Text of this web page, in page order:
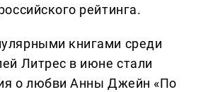
рейтинга.
книгами среди
Литрес в июне стали
о любви Анны Джейн «По